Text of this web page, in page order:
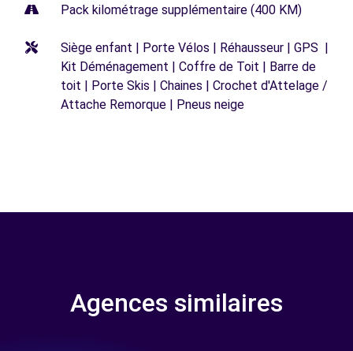
Pack kilométrage supplémentaire (400 KM)
Siège enfant | Porte Vélos | Réhausseur | GPS |
Kit Déménagement | Coffre de Toit | Barre de
toit | Porte Skis | Chaines | Crochet d'Attelage /
Attache Remorque | Pneus neige
Agences similaires